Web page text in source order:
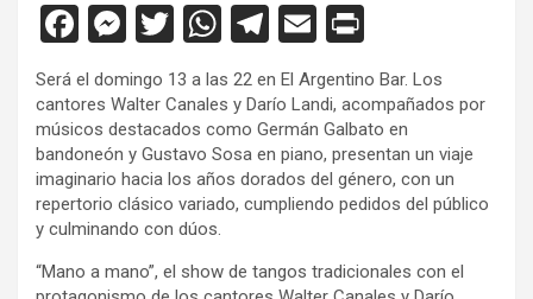
F
a
ce
b
o
o
M
es
se
n
g
er
T
wi
tt
er
W
h
at
s
A
p
T
el
e
gr
a
m
E
m
ail
in
tF
ri
e
n
y
Será el domingo 13 a las 22 en El Argentino Bar. Los
cantores Walter Canales y Darío Landi, acompañados por
músicos destacados como Germán Galbato en
bandoneón y Gustavo Sosa en piano, presentan un viaje
imaginario hacia los años dorados del género, con un
repertorio clásico variado, cumpliendo pedidos del público
y culminando con dúos.
“Mano a mano”, el show de tangos tradicionales con el